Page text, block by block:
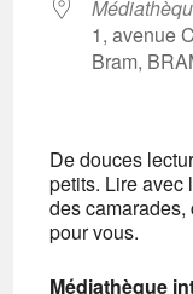
1, avenue
Bram,
De douces
petits. Lire avec
des camarades,
pour vous.
Médiathèque